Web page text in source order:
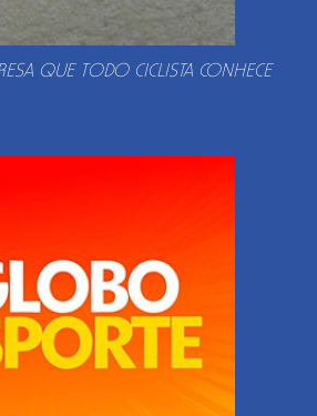
QUE TODO CICLISTA CONHECE